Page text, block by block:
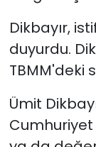
Dikbayır,
duyurdu.
TBMM'deki
Ümit
Cumhuriyet